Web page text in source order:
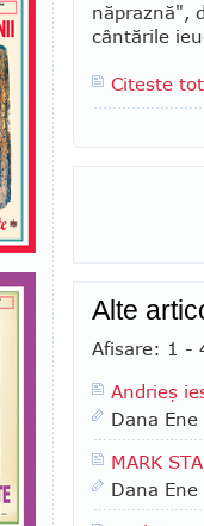
năpraznă",
cân­tările
Citeste
Alte
Afisare: 1 -
Andrieş
Dana Ene
MARK
Dana Ene